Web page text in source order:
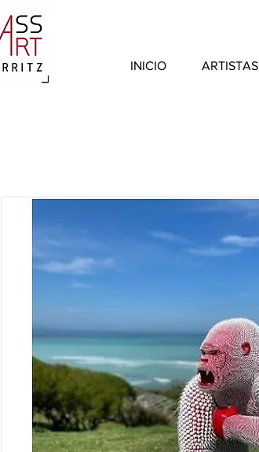
INICIO ARTISTAS